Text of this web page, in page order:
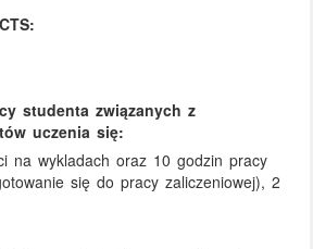
studenta związanych z
uczenia się:
na wykladach oraz 10 godzin pracy
się do pracy zaliczeniowej), 2